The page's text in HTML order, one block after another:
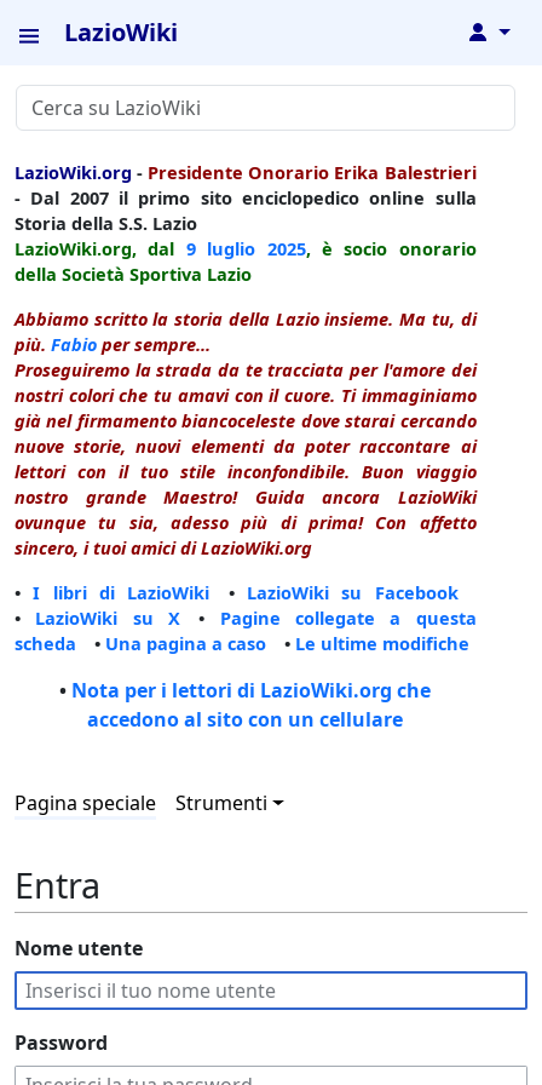
LazioWiki ↓
LazioWiki.org - Presidente Onorario Erika Balestrieri
- Dal 2007 il primo sito enciclopedico online sulla
Storia della S.S. Lazio
LazioWiki.org, dal 9 luglio 2025, è socio onorario
della Società Sportiva Lazio
Abbiamo scritto la storia della Lazio insieme. Ma tu, di
più. Fabio per sempre...
Proseguiremo la strada da te tracciata per l'amore dei
nostri colori che tu amavi con il cuore. Ti immaginiamo
già nel firmamento biancoceleste dove starai cercando
nuove storie, nuovi elementi da poter raccontare ai
lettori con il tuo stile inconfondibile. Buon viaggio
nostro grande Maestro! Guida ancora LazioWiki
ovunque tu sia, adesso più di prima! Con affetto
sincero, i tuoi amici di LazioWiki.org
•I libri di LazioWiki • LazioWiki su Facebook
• LazioWiki su X • Pagine collegate a questa
scheda • Una pagina a caso • Le ultime modifiche
• Nota per i lettori di LazioWiki.org che
accedono al sito con un cellulare
Pagina speciale Strumenti
Entra
Nome utente
Password